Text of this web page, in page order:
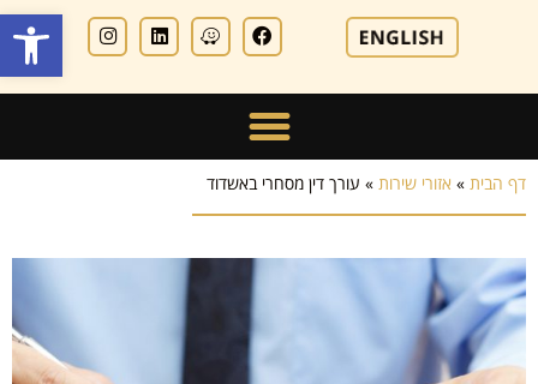
פתח
דף הבית » אזורי שירות » עורך דין מסחרי באשדוד